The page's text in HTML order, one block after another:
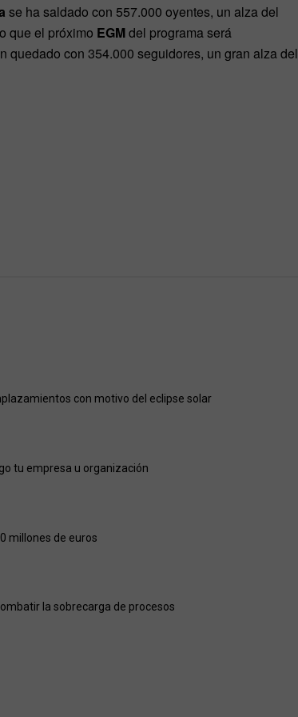
se ha saldado con 557.000 oyentes, un alza del
que el próximo EGMdel programa será
quedado con 354.000 seguidores, un gran alza del
con motivo del eclipse solar
tu empresa u organización
millones de euros
la sobrecarga de procesos